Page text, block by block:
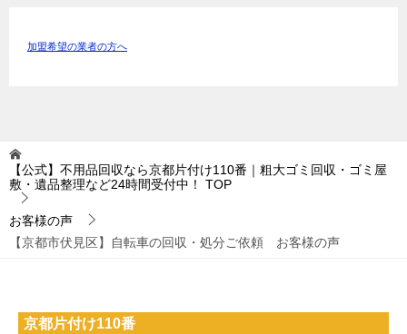
加盟希望の業者の方へ
【公式】不用品回収なら京都片付け110番｜粗大ゴミ回収・ゴミ屋
敷・遺品整理など24時間受付中！
TOP
お客様の声
【京都市伏見区】自転車の回収・処分ご依頼 お客様の声
京都片付け110番